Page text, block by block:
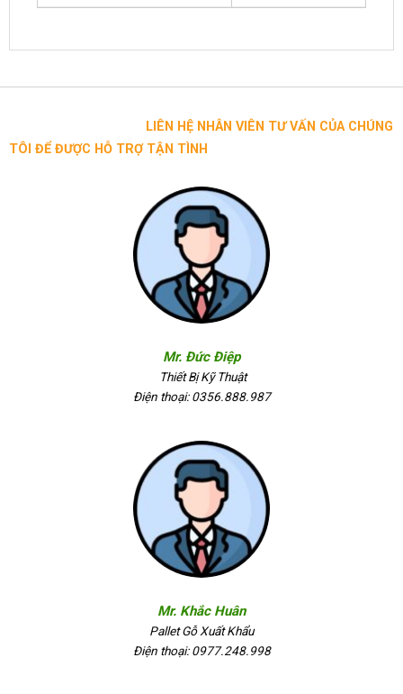
LIÊN HỆ NHÂN VIÊN TƯ VẤN CỦA CHÚNG
TÔI ĐỂ ĐƯỢC HỖ TRỢ TẬN TÌNH
Mr. Đức Điệp
Thiết Bị Kỹ Thuật
Điện thoại: 0356.888.987
Mr. Khắc Huân
Pallet Gỗ Xuất Khẩu
Điện thoại: 0977.248.998